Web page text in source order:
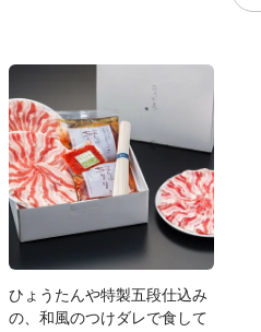
ひょうたんや特製五段仕込み
の、和風のつけダレで食して